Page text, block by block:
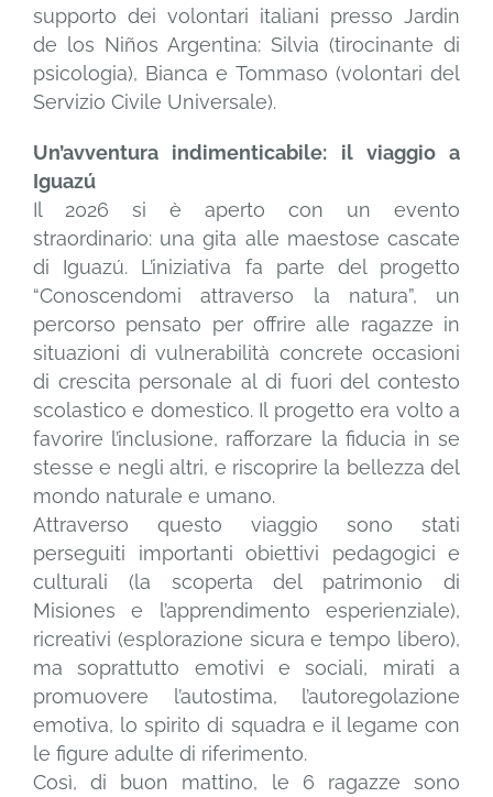
DONA ORA
supporto dei volontari italiani presso Jardin
de los Niños Argentina: Silvia (tirocinante di
psicologia), Bianca e Tommaso (volontari del
Servizio Civile Universale).
Un’avventura indimenticabile: il viaggio a
Iguazú
Il 2026 si è aperto con un evento
straordinario: una gita alle maestose cascate
di Iguazú. L’iniziativa fa parte del progetto
“Conoscendomi attraverso la natura”, un
percorso pensato per offrire alle ragazze in
situazioni di vulnerabilità concrete occasioni
di crescita personale al di fuori del contesto
scolastico e domestico. Il progetto era volto a
favorire l’inclusione, rafforzare la fiducia in se
stesse e negli altri, e riscoprire la bellezza del
mondo naturale e umano.
Attraverso questo viaggio sono stati
perseguiti importanti obiettivi pedagogici e
culturali (la scoperta del patrimonio di
Misiones e l’apprendimento esperienziale),
ricreativi (esplorazione sicura e tempo libero),
ma soprattutto emotivi e sociali, mirati a
promuovere l’autostima, l’autoregolazione
emotiva, lo spirito di squadra e il legame con
le figure adulte di riferimento.
Così, di buon mattino, le 6 ragazze sono